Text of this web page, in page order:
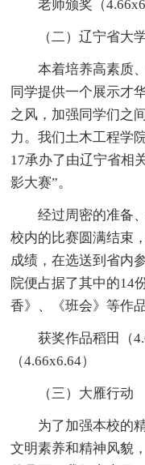
老师颁奖（
（二）辽宁省大
本着培养高素质
同学提供一个展示才
之风，加强同学们之
力。我们土木工程学
17承办了由辽宁省相
影大赛”。
经过周密的准备
校内的比赛圆满结束
成绩，在选送到省内
院便占据了其中的14
香》、《班会》等作
获奖作品稻田（
（4.66x6.64）
（三）大雁行动
为了加强本校的
文明素养和精神风貌